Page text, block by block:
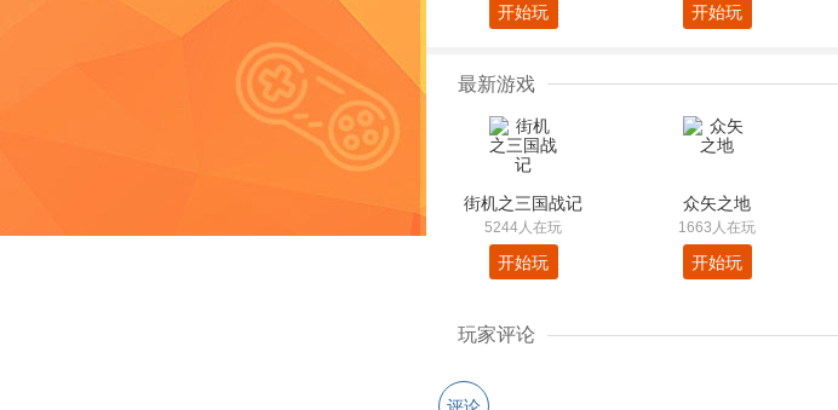
开始玩 开始玩
最新游戏
街机之三国战记
5244人在玩
开始玩
众矢之地
1663人在玩
开始玩
玩家评论